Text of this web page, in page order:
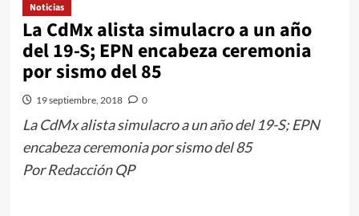
Noticias
La CdMx alista simulacro a un año
del 19-S; EPN encabeza ceremonia
por sismo del 85
19 septiembre, 2018 0
La CdMx alista simulacro a un año del 19-S; EPN
encabeza ceremonia por sismo del 85
Por Redacción QP